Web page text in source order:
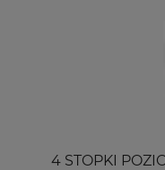
4 STOPKI